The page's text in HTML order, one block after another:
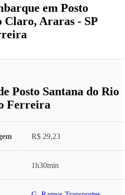
em Posto
Claro, Araras - SP
Posto Santana do Rio
Ferreira
R$ 29,23
1h30min